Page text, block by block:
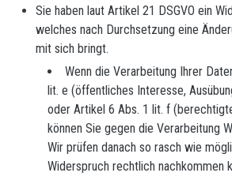
Sie haben laut Artikel 21 DSGVO ein
welches nach Durchsetzung eine
mit sich bringt.
Wenn die Verarbeitung Ihrer
lit. e (öffentliches Interesse,
oder Artikel 6 Abs. 1 lit. f
können Sie gegen die Verarbeitung
Wir prüfen danach so rasch wie
Widerspruch rechtlich nachkommen